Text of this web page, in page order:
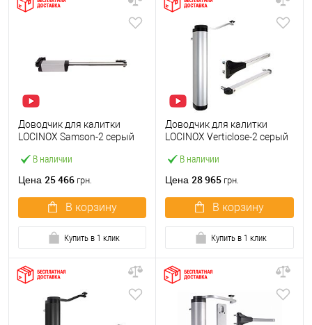
В наличии
Доводчик для калитки
LOCINOX Samson-2 серый
Цена 25 466 грн.
В корзину
Купить в 1 клик
В наличии
Доводчик для калитки
LOCINOX Verticlose-2 серый
Цена 28 965 грн.
В корзину
Купить в 1 клик